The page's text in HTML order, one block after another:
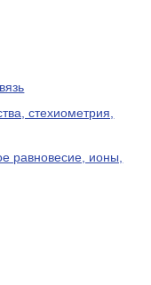
стехиометрия,
равновесие, ионы,